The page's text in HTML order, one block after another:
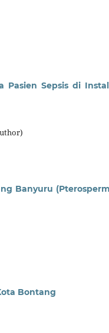
Sepsis di
Banyuru
Bontang